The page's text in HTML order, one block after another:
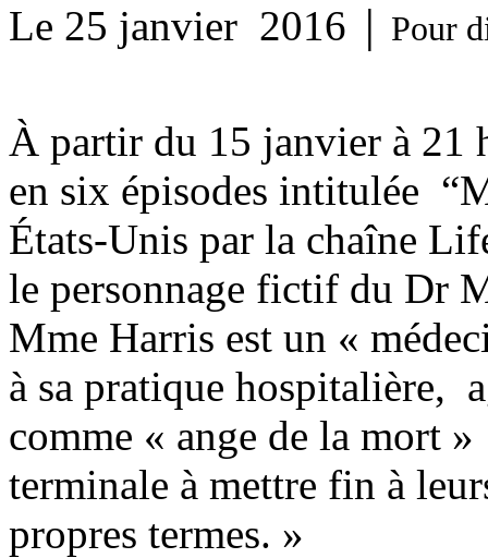
Le 25 janvier 2016
Pour
À partir du 15 janvier à 21
en six épisodes intitulée
États-Unis par la chaîne
le personnage fictif du Dr
Mme Harris est un «
à sa pratique hospitalière,
comme « ange de la mort
terminale à mettre fin à
propres termes. »